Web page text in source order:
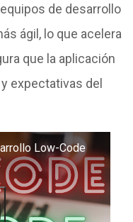
de desarrollo
ágil, lo que acelera
que la aplicación
expectativas del
Low-Code